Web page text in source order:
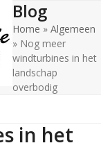
Blog
Home » Algemeen
» Nog meer
windturbines in het
landschap
overbodig
in het